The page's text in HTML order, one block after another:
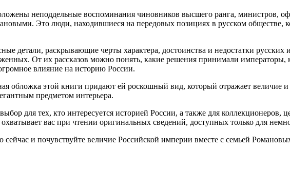
неподдельные воспоминания чиновников высшего ранга, министров,
Это люди, находившиеся на передовых позициях в русском обществе,
детали, раскрывающие черты характера, достоинства и недостатки
От их рассказов можно понять, какие решения принимали императоры,
влияние на историю России.
обложка этой книги придают ей роскошный вид, который отражает величие
предметом интерьера.
для тех, кто интересуется историей России, а также для
вас при чтении оригинальных сведений, доступных только для
сейчас и почувствуйте величие Российской империи вместе с семьей